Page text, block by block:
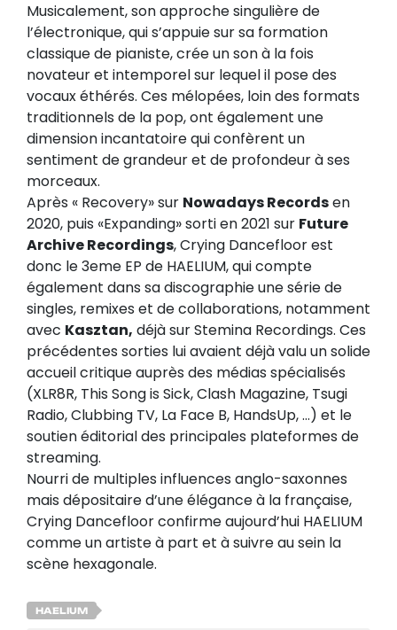
Musicalement, son approche singulière de
l’électronique, qui s’appuie sur sa formation
classique de pianiste, crée un son à la fois
novateur et intemporel sur lequel il pose des
vocaux éthérés. Ces mélopées, loin des formats
traditionnels de la pop, ont également une
dimension incantatoire qui confèrent un
sentiment de grandeur et de profondeur à ses
morceaux.
Après « Recovery» sur Nowadays Recordsen
2020, puis «Expanding» sorti en 2021 sur Future
Archive Recordings, Crying Dancefloor est
donc le 3eme EP de HAELIUM, qui compte
également dans sa discographie une série de
singles, remixes et de collaborations, notamment
avec Kasztan, déjà sur Stemina Recordings. Ces
précédentes sorties lui avaient déjà valu un solide
accueil critique auprès des médias spécialisés
(XLR8R, This Song is Sick, Clash Magazine, Tsugi
Radio, Clubbing TV, La Face B, HandsUp, …) et le
soutien éditorial des principales plateformes de
streaming.
Nourri de multiples influences anglo-saxonnes
mais dépositaire d’une élégance à la française,
Crying Dancefloor confirme aujourd’hui HAELIUM
comme un artiste à part et à suivre au sein la
scène hexagonale.
HAELIUM